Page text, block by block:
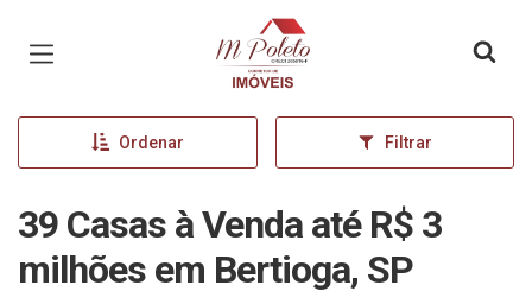
Página inicial
Ordenar Filtrar
39 Casas à Venda até R$ 3
milhões em Bertioga, SP